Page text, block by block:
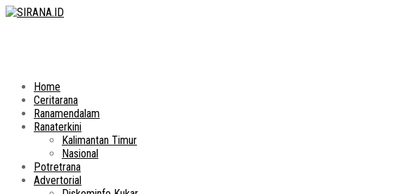
Home
Ceritarana
Ranamendalam
Ranaterkini
Kalimantan Timur
Nasional
Potretrana
Advertorial